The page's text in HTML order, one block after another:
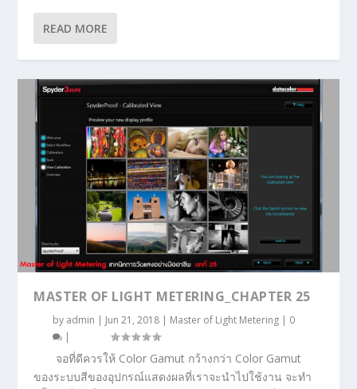
READ MORE
MASTER OF LIGHT METERING_CHAPTER 25
by admin | Jun 21, 2018 | Master of Light Metering | 0
|
จอที่ดีควรให้ Color Gamut กว้างกว่า Color Gamut
ของระบบสีของอุปกรณ์แสดงผลที่เราจะนำไปใช้งาน จะทำ